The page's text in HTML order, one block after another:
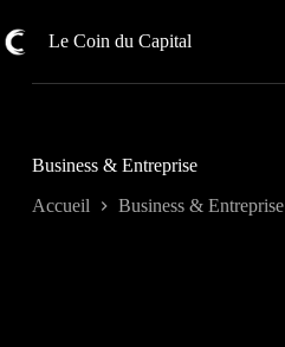
au
contenu
Le Coin du Capital
Business & Entreprise
Accueil Business & Entreprise